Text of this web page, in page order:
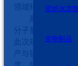
家纺冰凉
宠物制品
领域科学应用的重
高延性纤维
分子量聚乙烯纤
此次规范制定中
产与销售十余载